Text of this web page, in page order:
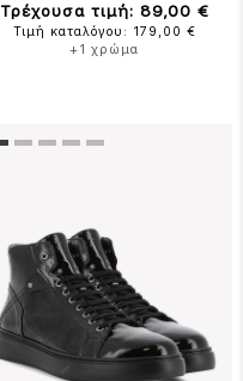
Τρέχουσα τιμή: 89,00 €
Τιμή καταλόγου: 179,00 €
+1 χρώμα